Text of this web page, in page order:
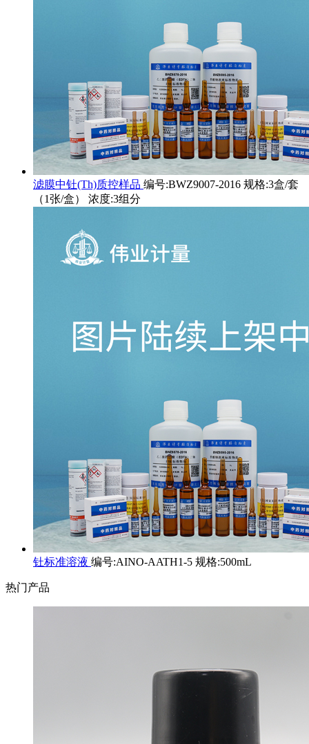
滤膜中钍(Th)质控样品 编号:BWZ9007-2016 规格:3盒/套
（1张/盒） 浓度:3组分
钍标准溶液 编号:AINO-AATH1-5 规格:500mL
热门产品